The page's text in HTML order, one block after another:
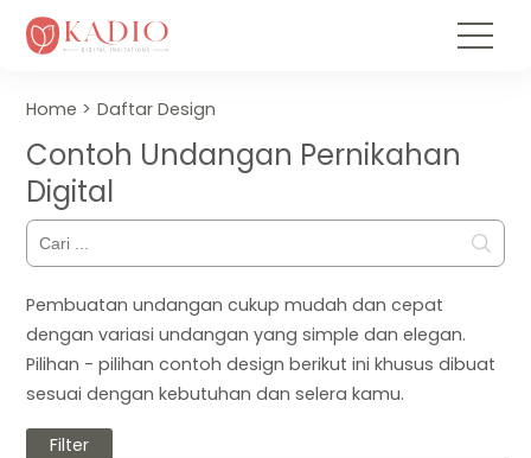
Home Daftar Design
Contoh Undangan Pernikahan
Digital
Pembuatan undangan cukup mudah dan cepat
dengan variasi undangan yang simple dan elegan.
Pilihan - pilihan contoh design berikut ini khusus dibuat
sesuai dengan kebutuhan dan selera kamu.
Filter